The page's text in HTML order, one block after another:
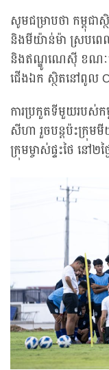
សូមជម្រាបថា កម្ពុជ
និងមីយ៉ាន់ម៉ា ស្របព
និងឥណ្ឌូណេស៊ី ខណៈវ
ជើងឯក ស្ថិតនៅពូល
ការប្រកួតទីមួយរបស់ក
សីហា រួចបន្តប៉ះក្រុម
ក្រុមម្ចាស់ផ្ទះថៃ នៅ២ថ្